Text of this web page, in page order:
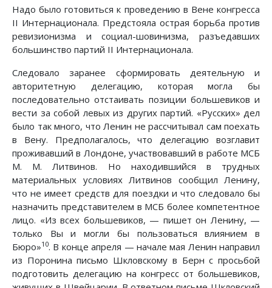
Надо было готовиться к проведению в Вене конгресса
II Интернационала. Предстояла острая борьба против
ревизионизма и социал-шовинизма, разъедавших
большинство партий II Интернационала.
Следовало заранее сформировать деятельную и
авторитетную делегацию, которая могла бы
последовательно отстаивать позиции большевиков и
вести за собой левых из других партий. «Русских» дел
было так много, что Ленин не рассчитывал сам поехать
в Вену. Предполагалось, что делегацию возглавит
проживавший в Лондоне, участвовавший в работе МСБ
М. М. Литвинов. Но находившийся в трудных
материальных условиях Литвинов сообщил Ленину,
что не имеет средств для поездки и что следовало бы
назначить представителем в МСБ более компетентное
лицо. «Из всех большевиков, — пишет он Ленину, —
только Вы и могли бы пользоваться влиянием в
Бюро»10. В конце апреля — начале мая Ленин направил
из Поронина письмо Шкловскому в Берн с просьбой
подготовить делегацию на конгресс от большевиков,